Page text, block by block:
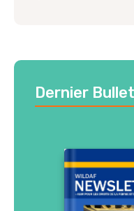
Dernier